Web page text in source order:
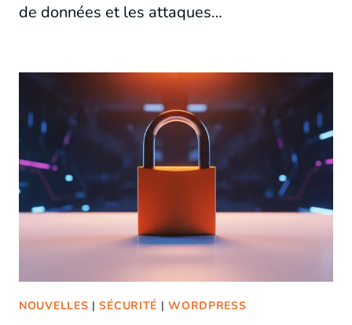
de données et les attaques…
NOUVELLES |SÉCURITÉ |WORDPRESS